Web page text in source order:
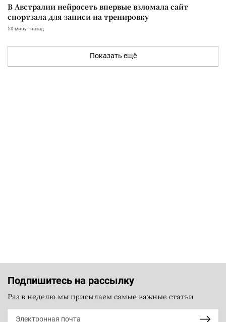
В Австралии нейросеть впервые взломала сайт
спортзала для записи на тренировку
50 минут назад
Показать ещё
Подпишитесь на рассылку
Раз в неделю мы присылаем самые важные статьи